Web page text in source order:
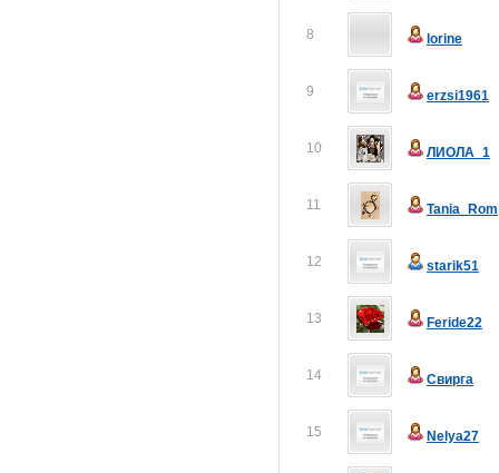
8 lorine
9 erzsi1961
10 ЛИОЛА_1
11 Tania_Rom
12 starik51
13 Feride22
14 Свирга
15 Nelya27